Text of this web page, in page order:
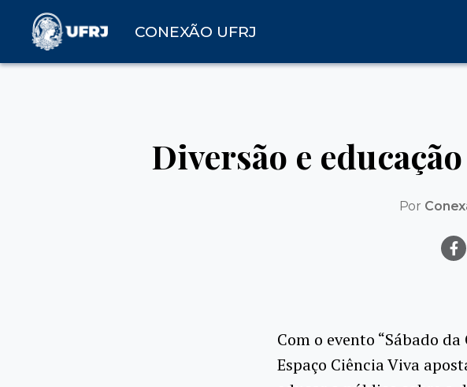
CONEXÃO UFRJ
Diversão e
Por
Com o evento “Sábado
Espaço Ciência Viva